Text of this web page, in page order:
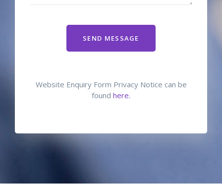
SEND MESSAGE
Website Enquiry Form Privacy Notice can be
found here.